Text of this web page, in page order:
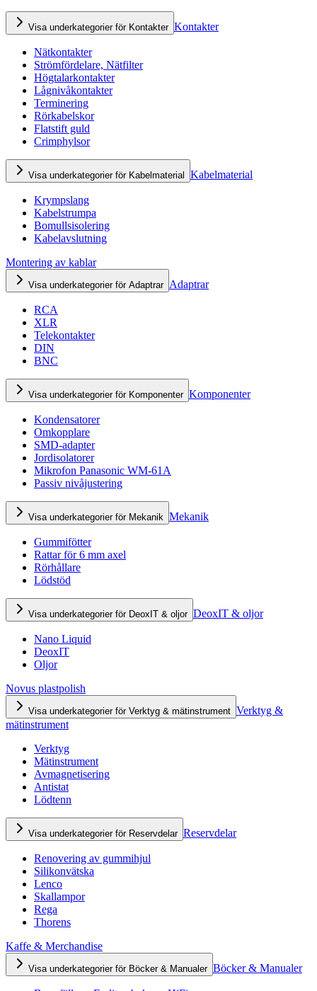
Visa underkategorier för Kontakter Kontakter
Nätkontakter
Strömfördelare, Nätfilter
Högtalarkontakter
Lågnivåkontakter
Terminering
Rörkabelskor
Flatstift guld
Crimphylsor
Visa underkategorier för Kabelmaterial Kabelmaterial
Krympslang
Kabelstrumpa
Bomullsisolering
Kabelavslutning
Montering av kablar
Visa underkategorier för Adaptrar Adaptrar
RCA
XLR
Telekontakter
DIN
BNC
Visa underkategorier för Komponenter Komponenter
Kondensatorer
Omkopplare
SMD-adapter
Jordisolatorer
Mikrofon Panasonic WM-61A
Passiv nivåjustering
Visa underkategorier för Mekanik Mekanik
Gummifötter
Rattar för 6 mm axel
Rörhållare
Lödstöd
Visa underkategorier för DeoxIT & oljor DeoxIT & oljor
Nano Liquid
DeoxIT
Oljor
Novus plastpolish
Visa underkategorier för Verktyg & mätinstrument Verktyg &
mätinstrument
Verktyg
Mätinstrument
Avmagnetisering
Antistat
Lödtenn
Visa underkategorier för Reservdelar Reservdelar
Renovering av gummihjul
Silikonvätska
Lenco
Skallampor
Rega
Thorens
Kaffe & Merchandise
Visa underkategorier för Böcker & Manualer Böcker & Manualer